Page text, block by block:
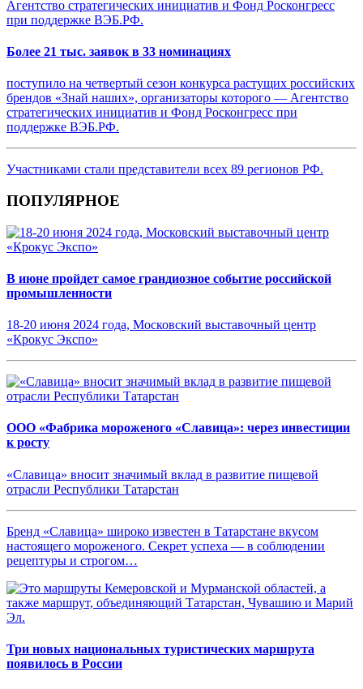
Более 21 тыс. заявок в 33 номинациях
поступило на четвертый сезон конкурса растущих российских
брендов «Знай наших», организаторы которого — Агентство
стратегических инициатив и Фонд Росконгресс при
поддержке ВЭБ.РФ.
Участниками стали представители всех 89 регионов РФ.
ПОПУЛЯРНОЕ
В июне пройдет самое грандиозное событие российской
промышленности
18-20 июня 2024 года, Московский выставочный центр
«Крокус Экспо»
ООО «Фабрика мороженого «Славица»: через инвестиции
к росту
«Славица» вносит значимый вклад в развитие пищевой
отрасли Республики Татарстан
Бренд «Славица» широко известен в Татарстане вкусом
настоящего мороженого. Секрет успеха — в соблюдении
рецептуры и строгом…
Три новых национальных туристических маршрута
появилось в России